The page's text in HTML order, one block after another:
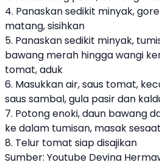
4. Panaskan sedikit minyak,
matang, sisihkan
5. Panaskan sedikit minyak,
bawang merah hingga wangi
tomat, aduk
6. Masukkan air, saus tomat,
saus sambal, gula pasir dan
7. Potong enoki, daun bawang
ke dalam tumisan, masak sesaat
8. Telur tomat siap disajikan
Sumber: Youtube Devina